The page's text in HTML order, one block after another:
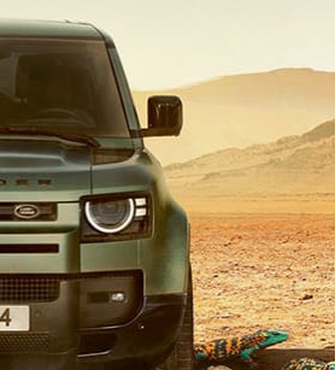
les yeux rivés sur les taux
Renault et PSA, lesquels
le fruit de décennies de
écosystème automobile dans
a permis aujourd’hui
et l’éclosion